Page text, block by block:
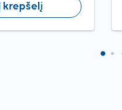
Į krepšelį